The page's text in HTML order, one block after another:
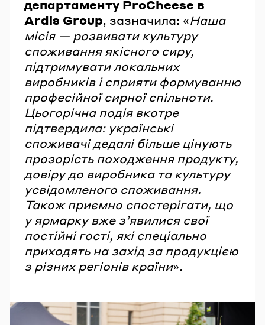
департаменту ProCheese в
Ardis Group, зазначила: «Наша
місія — розвивати культуру
споживання якісного сиру,
підтримувати локальних
виробників і сприяти формуванню
професійної сирної спільноти.
Цьогорічна подія вкотре
підтвердила: українські
споживачі дедалі більше цінують
прозорість походження продукту,
довіру до виробника та культуру
усвідомленого споживання.
Також приємно спостерігати, що
у ярмарку вже зʼявилися свої
постійні гості, які спеціально
приходять на захід за продукцією
з різних регіонів країни».